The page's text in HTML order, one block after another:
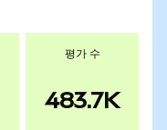
평가 수
483.7K